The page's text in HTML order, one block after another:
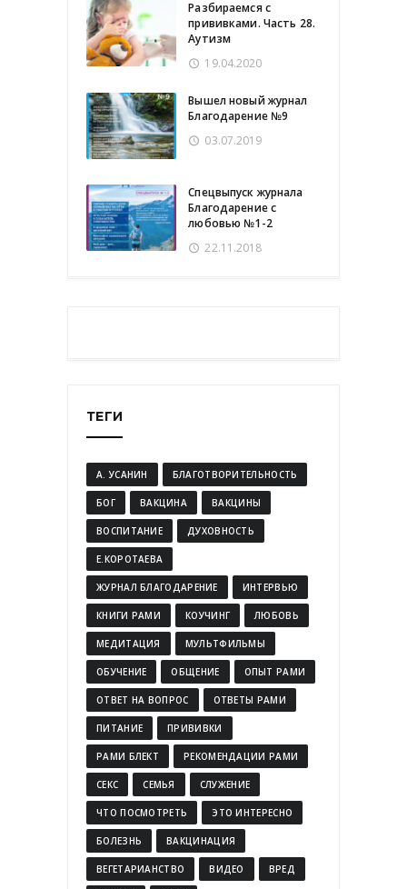
Разбираемся с
прививками. Часть 28.
Аутизм
19.04.2020
Вышел новый журнал
Благодарение №9
03.07.2019
Спецвыпуск журнала
Благодарение с
любовью №1-2
22.11.2018
ТЕГИ
А. УСАНИН БЛАГОТВОРИТЕЛЬНОСТЬ
БОГ ВАКЦИНА ВАКЦИНЫ
ВОСПИТАНИЕ ДУХОВНОСТЬ
Е.КОРОТАЕВА
ЖУРНАЛ БЛАГОДАРЕНИЕ ИНТЕРВЬЮ
КНИГИ РАМИ КОУЧИНГ ЛЮБОВЬ
МЕДИТАЦИЯ МУЛЬТФИЛЬМЫ
ОБУЧЕНИЕ ОБЩЕНИЕ ОПЫТ РАМИ
ОТВЕТ НА ВОПРОС ОТВЕТЫ РАМИ
ПИТАНИЕ ПРИВИВКИ
РАМИ БЛЕКТ РЕКОМЕНДАЦИИ РАМИ
СЕКС СЕМЬЯ СЛУЖЕНИЕ
ЧТО ПОСМОТРЕТЬ ЭТО ИНТЕРЕСНО
БОЛЕЗНЬ ВАКЦИНАЦИЯ
ВЕГЕТАРИАНСТВО ВИДЕО ВРЕД